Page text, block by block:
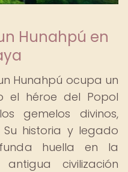
Hunahpú en
Hunahpú ocupa un
el héroe del Popol
gemelos divinos,
historia y legado
huella en la
civilización